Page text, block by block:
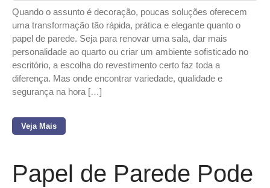
Quando o assunto é decoração, poucas soluções oferecem
uma transformação tão rápida, prática e elegante quanto o
papel de parede. Seja para renovar uma sala, dar mais
personalidade ao quarto ou criar um ambiente sofisticado no
escritório, a escolha do revestimento certo faz toda a
diferença. Mas onde encontrar variedade, qualidade e
segurança na hora […]
Veja Mais
Papel de Parede Pode